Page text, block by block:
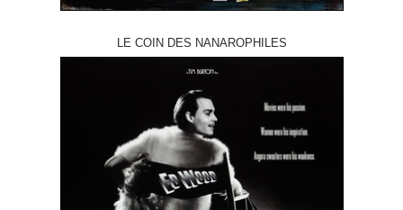
LE COIN DES NANAROPHILES